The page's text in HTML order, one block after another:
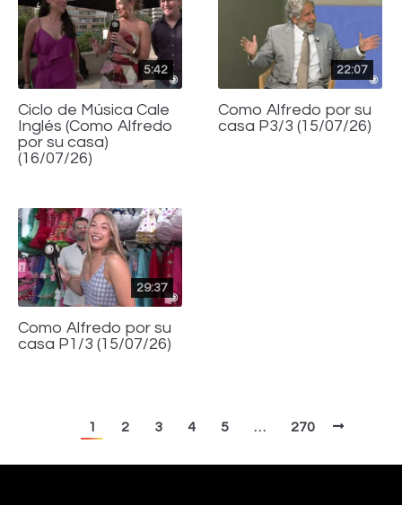
5:42
Ciclo de Música Cale
Inglés (Como Alfredo
por su casa)
(16/07/26)
22:07
Como Alfredo por su
casa P3/3 (15/07/26)
29:37
Como Alfredo por su
casa P1/3 (15/07/26)
1 2 3 4 5 … 270